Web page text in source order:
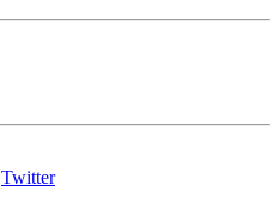
Twitter